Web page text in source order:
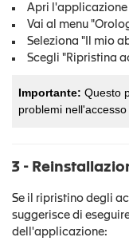
Apri l'applicazione
Vai al menu
Seleziona "Il mio
Scegli "Ripristina
Importante: Questo
problemi
3 -
Se il ripristino degli
suggerisce di
dell'applicazione: